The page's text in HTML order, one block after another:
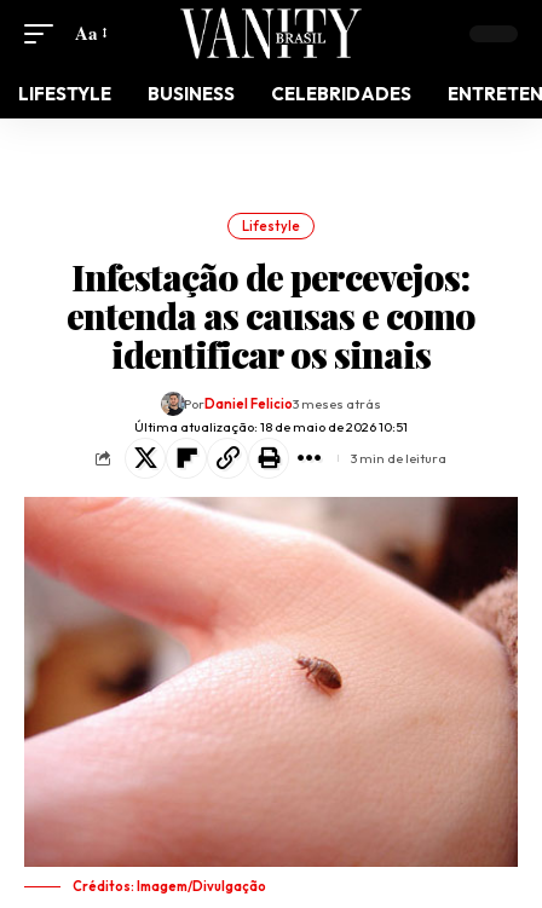
Aa
LIFESTYLE BUSINESS CELEBRIDADES
Lifestyle
Infestação de percevejos:
entenda as causas e como
identificar os sinais
Última atualização: 18 de maio de 2026 10:51
PorDaniel Felicio3 meses atrás
3 min de leitura
Créditos: Imagem/Divulgação